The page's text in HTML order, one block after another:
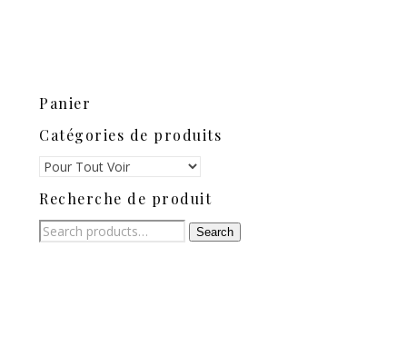
Panier
Catégories de produits
Recherche de produit
Search
for:
Search